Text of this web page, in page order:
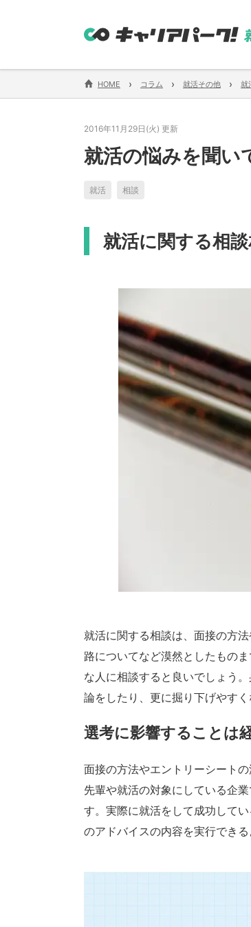
HOME › コラム › 就活その他 › 就
2016年11月29日(火) 更新
就活の悩みを聞い
就活 相談
就活に関する相
就活に関する相談は、面接の方
路についてなど漠然としたもの
な人に相談すると良いでしょう
論をしたり、更に掘り下げやすく
選考に影響することは
面接の方法やエントリーシート
先輩や就活の対象にしている企
す。実際に就活をして成功して
のアドバイスの内容を実行できる